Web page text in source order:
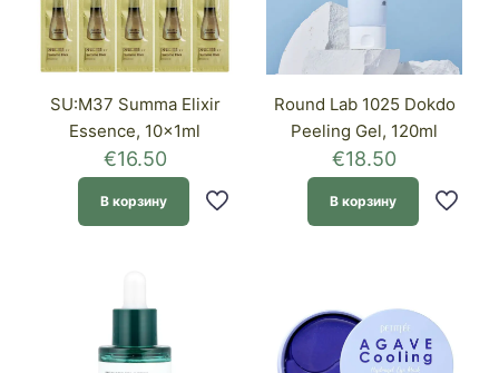
SU:M37 Summa Elixir
Essence, 10x1ml
€16.50
В корзину
Round Lab 1025 Dokdo
Peeling Gel, 120ml
€18.50
В корзину